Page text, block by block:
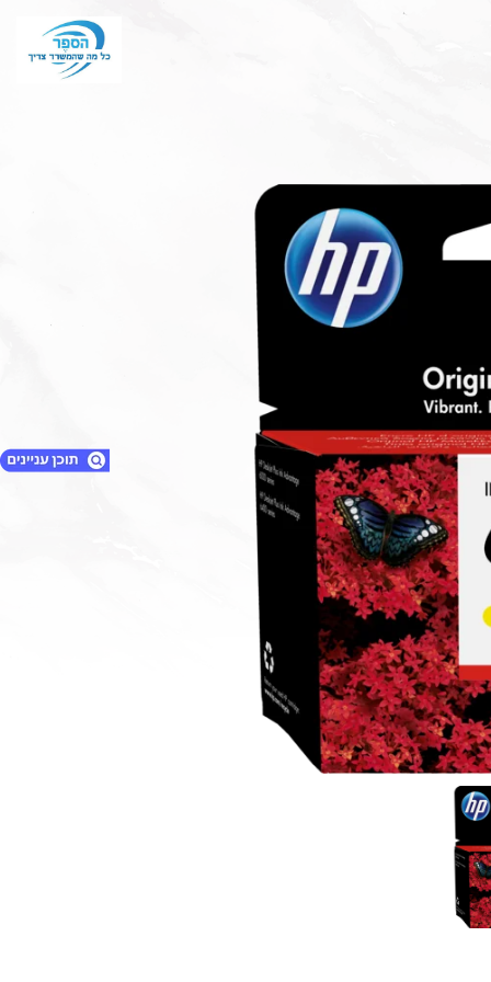
1. ראש דיו HP 653 צבע מקורי
2. ראש דיו HP 653 צבע מקורי
צבעים HP 653 (3YM74AE)
4. השאירו את הפרטים ואנו ניצור אתכם קשר
5. חפשו באתר שלנו